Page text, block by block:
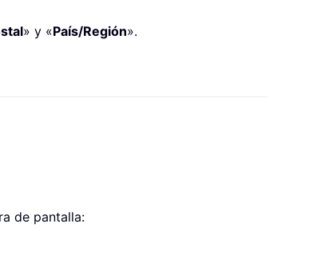
» y «País/Región».
de pantalla: